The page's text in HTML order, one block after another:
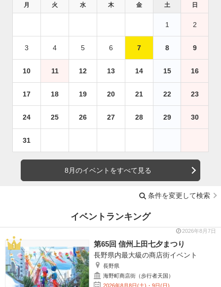
月 火 水 木 金 土 日
1 2
3 4 5 6 7 8 9
10 11 12 13 14 15 16
17 18 19 20 21 22 23
24 25 26 27 28 29 30
31
8月のイベントをすべて見る
条件を変更して検索
イベントランキング
2026年8月7日
第65回 信州上田七夕まつり
長野県内最大級の商店街イベント
長野県
海野町商店街（歩行者天国）
2026年8月8日(土)・9日(日)